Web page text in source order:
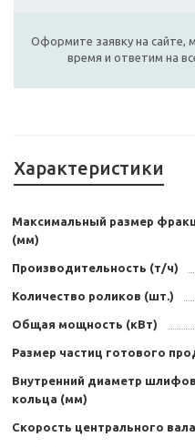
Оформите заявку на сайте,
время и ответим на
Характеристики
Максимальный размер
(мм)
Производительность (т/ч)
Количество роликов (шт.)
Общая мощность (кВт)
Размер частиц готового
Внутренний диаметр
кольца (мм)
Скорость центрального